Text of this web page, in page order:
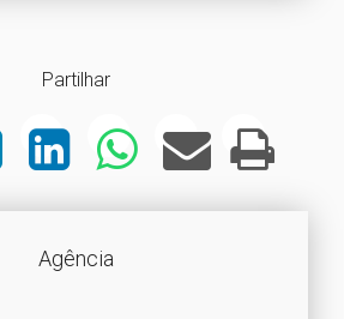
Partilhar
Agência